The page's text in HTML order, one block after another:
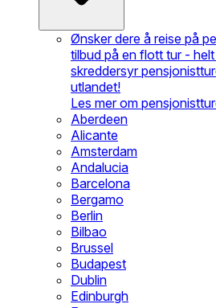
Ønsker dere å reise på
tilbud på en flott tur -
skreddersyr
utlandet!
Les mer om
Aberdeen
Alicante
Amsterdam
Andalucia
Barcelona
Bergamo
Berlin
Bilbao
Brussel
Budapest
Dublin
Edinburgh